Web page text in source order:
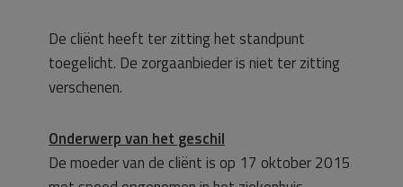
De cliënt heeft ter zitting het standpunt
toegelicht. De zorgaanbieder is niet ter zitting
verschenen.
Onderwerp van het geschil
De moeder van de cliënt is op 17 oktober 2015